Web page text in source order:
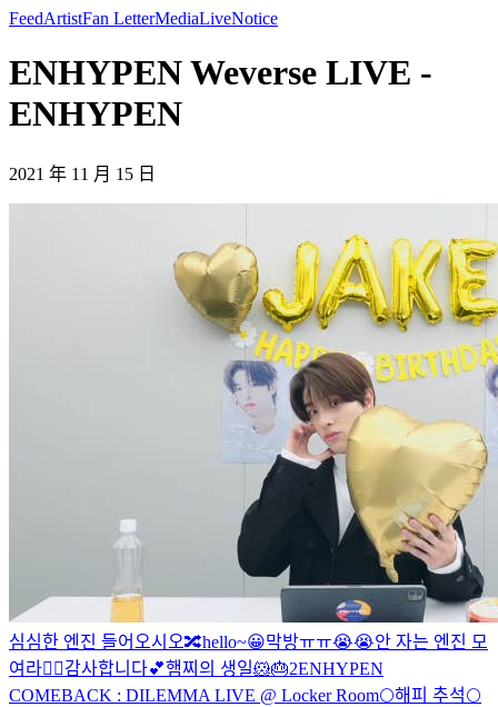
FeedArtistFan LetterMediaLiveNotice
ENHYPEN Weverse LIVE -
ENHYPEN
2021 年 11 月 15 日
심심한 엔진 들어오시오🔀hello~😀막방ㅠㅠ😭😭안 자는 엔진 모
여라🙋‍♂️감사합니다💕햄찌의 생일🐹🎂2ENHYPEN
COMEBACK : DILEMMA LIVE @ Locker Room🌕해피 추석🌕